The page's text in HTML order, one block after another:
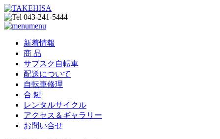
menu
新着情報
商 品
サブスク自転車
配送について
自転車修理
合 鍵
レンタルサイクル
アクセス＆ギャラリー
お問い合せ